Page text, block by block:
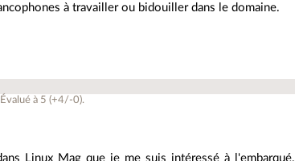
à travailler ou bidouiller dans le domaine.
Évalué à 5 (+4/-0).
Linux Mag que je me suis intéressé à l'embarqué,